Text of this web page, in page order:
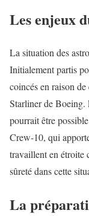
Les enjeux
La situation des
Initialement partis
coincés en raison
Starliner de Boeing.
pourrait être
Crew-10, qui
travaillent en étroite
sûreté dans cette
La